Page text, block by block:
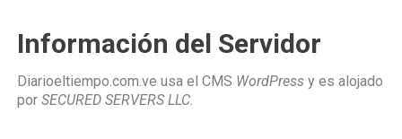
Información del Servidor
Diarioeltiempo.com.ve usa el CMS WordPress y es alojado
por SECURED SERVERS LLC.